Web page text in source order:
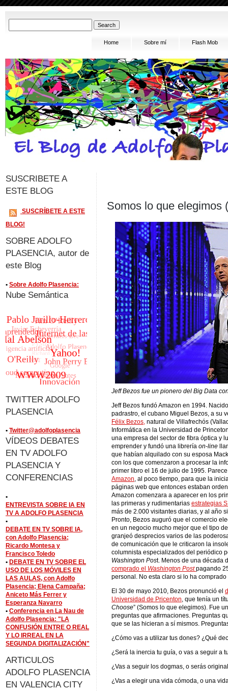
Home Sobre mí Flash Mob
Somos lo que elegimos
Jeff Bezos fue un pionero del Big Data
Jeff Bezos fundó Amazon en 1994.
padrastro, el cubano Miguel Bezos, a su
Félix Bezos, natural de Villafrechós
Informática en la Universidad de
una empresa del sector de fibra óptica y
emprender y fundó una librería on-line
que habían alquilado con su esposa
con los que comenzaron a procesar la
primer libro el 16 de julio de 1995.
Amazon, al poco tiempo, para que la
páginas web que entonces estaban
Amazon comenzara a aparecer en los
las primeras y rudimentarias estrategias
más de 2.000 visitantes diarias, y al año
Pronto, Bezos auguró que el comercio
en un negocio mucho mejor que el tipo
granjeó desprecios varios de las
de comunicación que le criticaron la
columnista especializados del periódico
Washington Post. Menos de una década
comprado el Washington Post pagando
personal. No esta claro si lo ha
El 30 de mayo 2010, Bezos pronunció el
Universidad de Pricenton, que tenía un
Choose” (Somos lo que elegimos). Fue
preguntas que afirmaciones. Preguntas
que se las hicieran a sí mismos.
¿Cómo vas a utilizar tus dones? ¿Qué
¿Será la inercia tu guía, o vas a seguir a
¿Vas a seguir los dogmas, o serás
¿Vas a elegir una vida cómoda, o una
SUSCRIBETE A
ESTE BLOG
SUSCRÍBETE A ESTE
BLOG!
SOBRE ADOLFO
PLASENCIA, autor de
este Blog
• Sobre Adolfo Plasencia:
Nube Semántica
TWITTER ADOLFO
PLASENCIA
• Twitter@adolfoplasencia
VÍDEOS DEBATES
EN TV ADOLFO
PLASENCIA Y
CONFERENCIAS
•
ENTREVISTA SOBRE IA EN
TV A ADOLFO PLASENCIA
•
DEBATE EN TV SOBRE IA,
con Adolfo Plasencia;
Ricardo Montesa y
Francisco Toledo
• DEBATE EN TV SOBRE EL
USO DE LOS MÓVILES EN
LAS AULAS, con Adolfo
Plasencia; Elena Campaña;
Aniceto Más Ferrer y
Esperanza Navarro
• Conferencia en La Nau de
Adolfo Plasencia: "LA
CONFUSIÓN ENTRE O REAL
Y LO IRREAL EN LA
SEGUNDA DIGITALIZACIÓN"
ARTICULOS
ADOLFO PLASENCIA
EN VALENCIA CITY